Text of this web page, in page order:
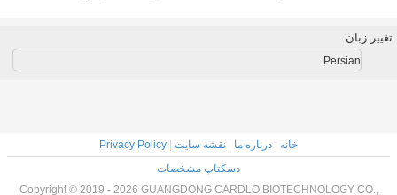
تغییر زبان
Persian
خانه | درباره ما | نقشه سایت |
Privacy Policy
دسکتاپ مشخصات
Copyright © 2019 - 2026 GUANGDONG CARDLO BIOTECHNOLOGY CO.,